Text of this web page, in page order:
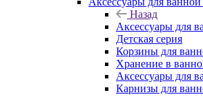
Назад
Аксессуары для
Детская серия
Корзины для
Хранение в
Аксессуары для
Карнизы для